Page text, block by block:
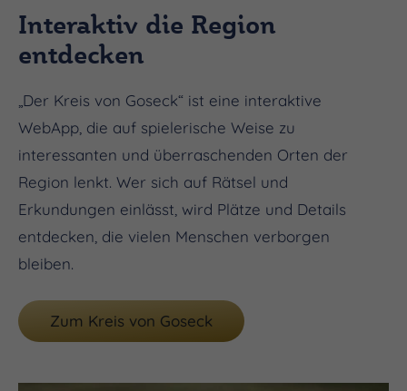
Interaktiv die Region
entdecken
„Der Kreis von Goseck“ ist eine interaktive
WebApp, die auf spielerische Weise zu
interessanten und überraschenden Orten der
Region lenkt. Wer sich auf Rätsel und
Erkundungen einlässt, wird Plätze und Details
entdecken, die vielen Menschen verborgen
bleiben.
Zum Kreis von Goseck